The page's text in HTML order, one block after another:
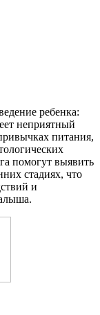
ребенка:
неприятный
питания,
помогут выявить
стадиях, что
и